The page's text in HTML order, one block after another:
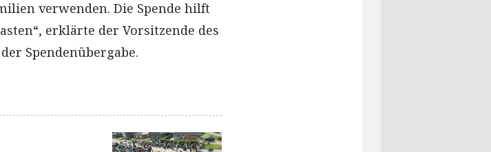
verwenden. Die Spende hilft
erklärte der Vorsitzende des
Spendenübergabe.